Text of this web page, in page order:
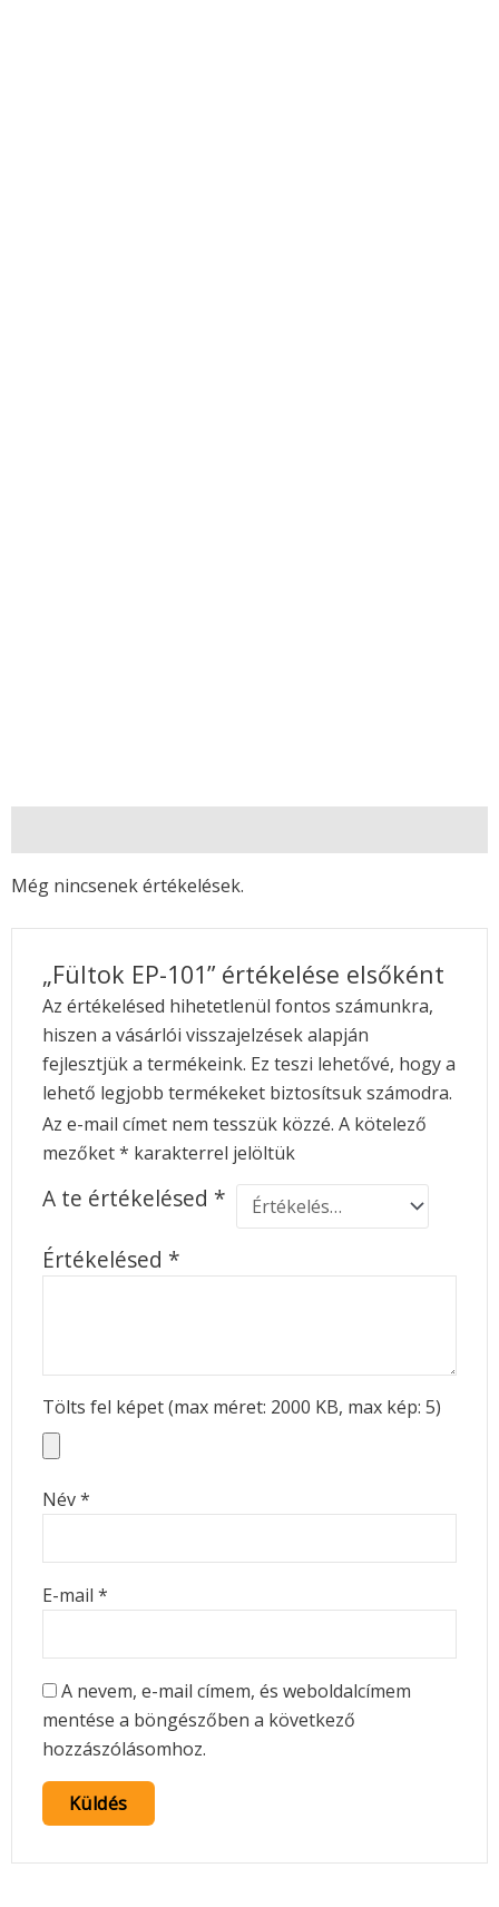
Még nincsenek értékelések.
„Fültok EP-101” értékelése elsőként
Az értékelésed hihetetlenül fontos számunkra,
hiszen a vásárlói visszajelzések alapján
fejlesztjük a termékeink. Ez teszi lehetővé, hogy a
lehető legjobb termékeket biztosítsuk számodra.
Az e-mail címet nem tesszük közzé. A kötelező
mezőket* karakterrel jelöltük
A te értékelésed *
Értékelésed *
Tölts fel képet (max méret: 2000 KB, max kép: 5)
Név*
E-mail *
A nevem, e-mail címem, és weboldalcímem
mentése a böngészőben a következő
hozzászólásomhoz.